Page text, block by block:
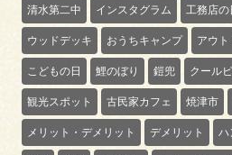
清水第二中 インスタグラム 工務店の
ウッドデッキ おうちキャンプ アウト
こどもの日 鯉のぼり 鎧兜 クール
観光スポット 古民家カフェ 焼津市
メリット・デメリット デメリット ハ